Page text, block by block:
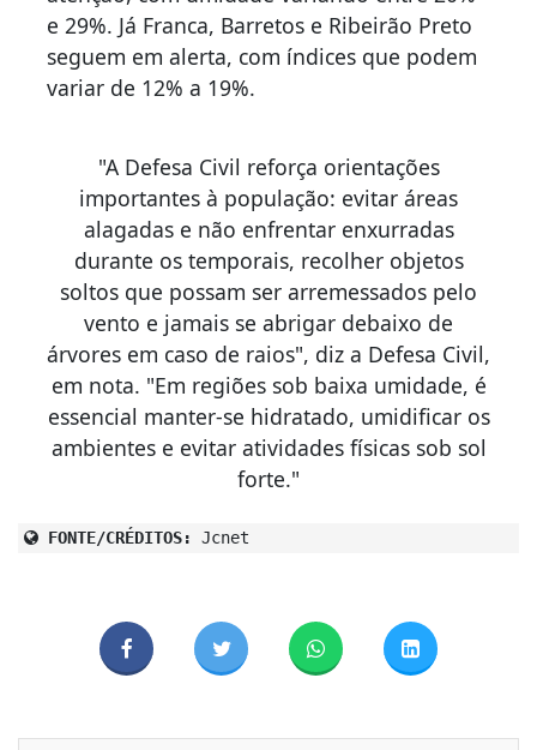
e 29%. Já Franca, Barretos e Ribeirão Preto
seguem em alerta, com índices que podem
variar de 12% a 19%.
"A Defesa Civil reforça orientações
importantes à população: evitar áreas
alagadas e não enfrentar enxurradas
durante os temporais, recolher objetos
soltos que possam ser arremessados pelo
vento e jamais se abrigar debaixo de
árvores em caso de raios", diz a Defesa Civil,
em nota. "Em regiões sob baixa umidade, é
essencial manter-se hidratado, umidificar os
ambientes e evitar atividades físicas sob sol
forte."
FONTE/CRÉDITOS: Jcnet